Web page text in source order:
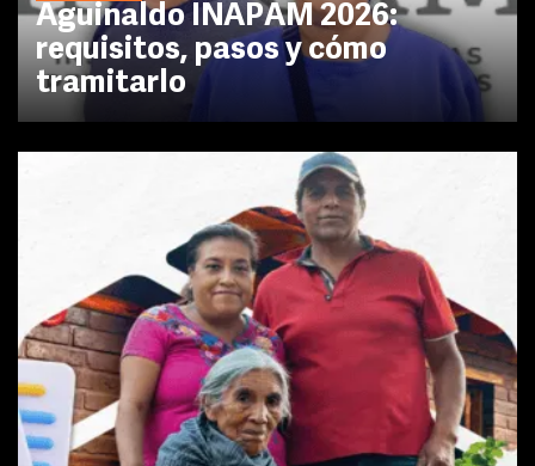
Aguinaldo INAPAM 2026:
requisitos, pasos y cómo
tramitarlo